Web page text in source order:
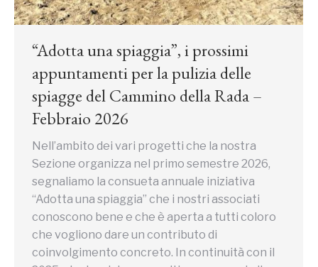
“Adotta una spiaggia”, i prossimi
appuntamenti per la pulizia delle
spiagge del Cammino della Rada –
Febbraio 2026
Nell’ambito dei vari progetti che la nostra
Sezione organizza nel primo semestre 2026,
segnaliamo la consueta annuale iniziativa
“Adotta una spiaggia” che i nostri associati
conoscono bene e che è aperta a tutti coloro
che vogliono dare un contributo di
coinvolgimento concreto. In continuità con il